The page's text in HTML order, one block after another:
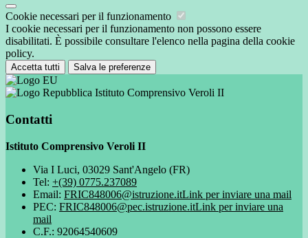
Cookie necessari per il funzionamento
I cookie necessari per il funzionamento non possono essere
disabilitati. È possibile consultare l'elenco nella pagina della cookie
policy.
Accetta tutti Salva le preferenze
Istituto Comprensivo Veroli II
Contatti
Istituto Comprensivo Veroli II
Via I Luci, 03029 Sant'Angelo (FR)
Tel: +(39) 0775.237089
Email: FRIC848006@istruzione.itLink per inviare una mail
PEC: FRIC848006@pec.istruzione.itLink per inviare una
mail
C.F.: 92064540609